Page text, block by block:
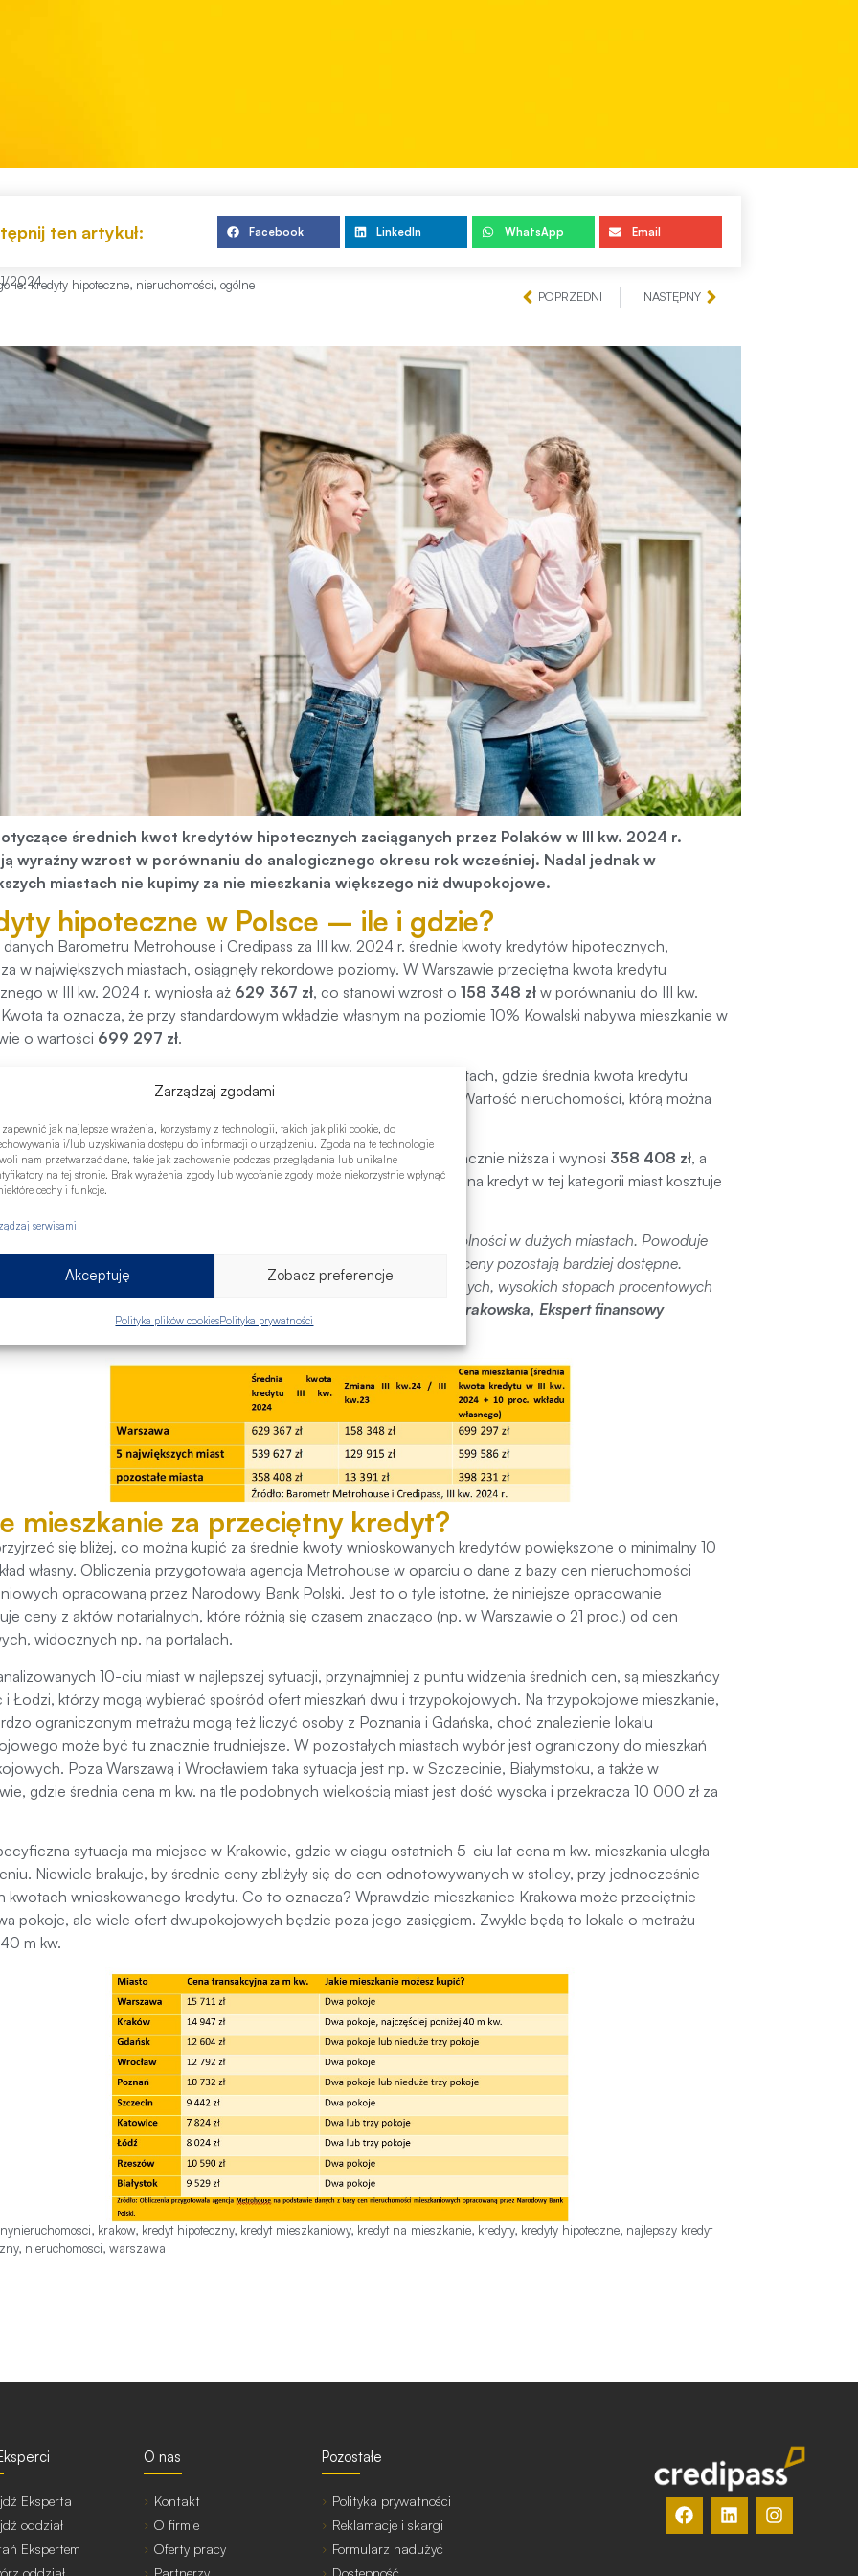
Zarządzaj zgodami
zapewnić jak najlepsze wrażenia, korzystamy z technologii, takich jak pliki cookie, do
i/lub uzyskiwania dostępu do informacji o urządzeniu. Zgoda na te technologie
nam przetwarzać dane, takie jak zachowanie podczas przeglądania lub unikalne
na tej stronie. Brak wyrażenia zgody lub wycofanie zgody może niekorzystnie wpłynąć
cechy i funkcje.
serwisami
Akceptuję Zobacz preferencje
Polityka plików cookiesPolityka prywatności
ten artykuł: Facebook LinkedIn WhatsApp Email
2024kredyty hipoteczne, nieruchomości,ogólne
POPRZEDNI NASTĘPNY
średnich kwot kredytów hipotecznych zaciąganych przez Polaków w III kw. 2024 r.
wyraźny wzrost w porównaniu do analogicznego okresu rok wcześniej. Nadal jednak w
miastach nie kupimy za nie mieszkania większego niż dwupokojowe.
hipoteczne w Polsce – ile i gdzie?
danych Barometru Metrohouse i Credipass za III kw. 2024 r. średnie kwoty kredytów hipotecznych,
w największych miastach, osiągnęły rekordowe poziomy. W Warszawie przeciętna kwota kredytu
w III kw. 2024 r. wyniosła aż 629 367 zł, co stanowi wzrost o158 348 zł w porównaniu do III kw.
ta oznacza, że przy standardowym wkładzie własnym na poziomie 10% Kowalski nabywa mieszkanie w
o wartości 699 297 zł.
tendencje zauważalne są także w pięciu największych polskich miastach, gdzie średnia kwota kredytu
poziom
, co oznacza wzrost o
rok do roku. Wartość nieruchomości, którą można
tej kwocie (wliczając 10% wkładu własnego), wynosi
599 586 zł
w pozostałych miastach Polski średnia kwota kredytu jest znacznie niższa i wynosi 358 408 zł, a
ciągu roku był minimalny – jedynie13 391 zł. Mieszkanie nabywane na kredyt w tej kategorii miast kosztuje
średnia kwota kredytu to efekt rosnących cen mieszkań, w szczególności w dużych miastach. Powoduje
klienci częściej rozważają zakupy w mniejszych miejscowościach, gdzie ceny pozostają bardziej dostępne.
jest to także z tym, że zaciąganie większych zobowiązań, przy obecnych, wysokich stopach procentowych
dla wielu osób zbyt dużym obciążeniem
Aleksandra Dworakowska, Ekspert finansowy
mieszkanie za przeciętny kredyt?
się bliżej, co można kupić za średnie kwoty wnioskowanych kredytów powiększone o minimalny 10
własny. Obliczenia przygotowała agencja Metrohouse w oparciu o dane z bazy cen nieruchomości
opracowaną przez Narodowy Bank Polski. Jest to o tyle istotne, że niniejsze opracowanie
ceny z aktów notarialnych, które różnią się czasem znacząco (np. w Warszawie o 21 proc.) od cen
widocznych np. na portalach.
10-ciu miast w najlepszej sytuacji, przynajmniej z puntu widzenia średnich cen, są mieszkańcy
i Łodzi, którzy mogą wybierać spośród ofert mieszkań dwu i trzypokojowych. Na trzypokojowe mieszkanie,
ograniczonym metrażu mogą też liczyć osoby z Poznania i Gdańska, choć znalezienie lokalu
może być tu znacznie trudniejsze. W pozostałych miastach wybór jest ograniczony do mieszkań
Poza Warszawą i Wrocławiem taka sytuacja jest np. w Szczecinie, Białymstoku, a także w
gdzie średnia cena m kw. na tle podobnych wielkością miast jest dość wysoka i przekracza 10 000 zł za
sytuacja ma miejsce w Krakowie, gdzie w ciągu ostatnich 5-ciu lat cena m kw. mieszkania uległa
Niewiele brakuje, by średnie ceny zbliżyły się do cen odnotowywanych w stolicy, przy jednocześnie
kwotach wnioskowanego kredytu. Co to oznacza? Wprawdzie mieszkaniec Krakowa może przeciętnie
pokoje, ale wiele ofert dwupokojowych będzie poza jego zasięgiem. Zwykle będą to lokale o metrażu
m kw.
, krakow, kredyt hipoteczny, kredyt mieszkaniowy, kredyt na mieszkanie, kredyty, kredyty hipoteczne, najlepszy kredyt
, nieruchomosci,warszawa
Eksperta
oddział
Ekspertem
O nas
Kontakt
O firmie
Oferty pracy
Pozostałe
Polityka prywatności
Reklamacje i skargi
Formularz nadużyć